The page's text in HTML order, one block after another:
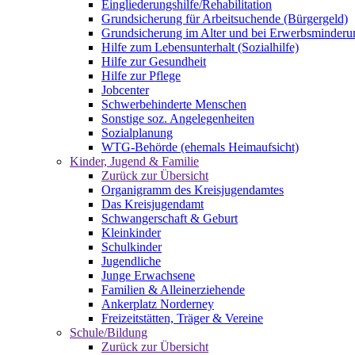
Eingliederungshilfe/Rehabilitation
Grundsicherung für Arbeitsuchende (Bürgergeld)
Grundsicherung im Alter und bei
Hilfe zum Lebensunterhalt (Sozialhilfe)
Hilfe zur Gesundheit
Hilfe zur Pflege
Jobcenter
Schwerbehinderte Menschen
Sonstige soz. Angelegenheiten
Sozialplanung
WTG-Behörde (ehemals Heimaufsicht)
Kinder, Jugend & Familie
Zurück zur Übersicht
Organigramm des Kreisjugendamtes
Das Kreisjugendamt
Schwangerschaft & Geburt
Kleinkinder
Schulkinder
Jugendliche
Junge Erwachsene
Familien & Alleinerziehende
Ankerplatz Norderney
Freizeitstätten, Träger & Vereine
Schule/Bildung
Zurück zur Übersicht